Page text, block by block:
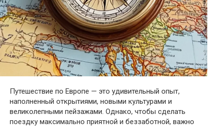
Путешествие по Европе — это удивительный опыт,
наполненный открытиями, новыми культурами и
великолепными пейзажами. Однако, чтобы сделать
поездку максимально приятной и беззаботной, важно